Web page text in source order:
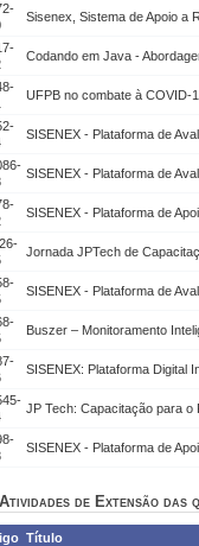
Sisenex, Sistema de Apoio a
Codando em Java -
UFPB no combate à COVID-
SISENEX - Plataforma de
SISENEX - Plataforma de
SISENEX - Plataforma de
Jornada JPTech de
SISENEX - Plataforma de
Buszer – Monitoramento
SISENEX: Plataforma Digital
JP Tech: Capacitação para o
SISENEX - Plataforma de
Atividades de Extensão das
Título